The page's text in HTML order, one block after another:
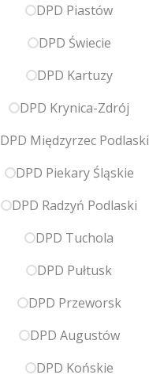
DPD Piastów
DPD Świecie
DPD Kartuzy
DPD Krynica-Zdrój
DPD Międzyrzec Podlaski
DPD Piekary Śląskie
DPD Radzyń Podlaski
DPD Tuchola
DPD Pułtusk
DPD Przeworsk
DPD Augustów
DPD Końskie